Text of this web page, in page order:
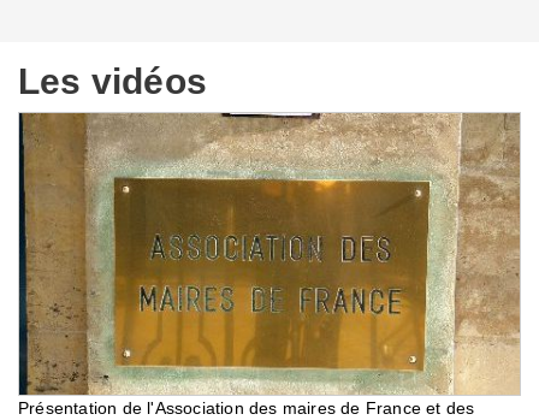
Les vidéos
Présentation de l'Association des maires de France et des